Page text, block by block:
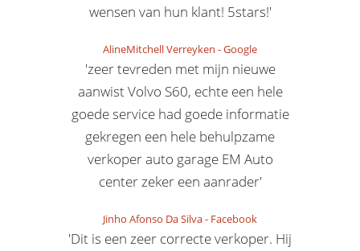
wensen van hun klant! 5stars!'
AlineMitchell Verreyken -Google
'zeer tevreden met mijn nieuwe
aanwist Volvo S60, echte een hele
goede service had goede informatie
gekregen een hele behulpzame
verkoper auto garage EM Auto
center zeker een aanrader'
Jinho Afonso Da Silva- Facebook
'Dit is een zeer correcte verkoper. Hij